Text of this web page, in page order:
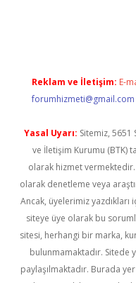
Reklam ve İletişim: E-
forumhizmeti@gmail.com
Yasal Uyarı: Sitemiz, 5651
ve İletişim Kurumu (BTK)
olarak hizmet
olarak denetleme veya
Ancak, üyelerimiz
siteye üye olarak bu
sitesi, herhangi bir marka,
bulunmamaktadır. Sitede
paylaşılmaktadır. Burada